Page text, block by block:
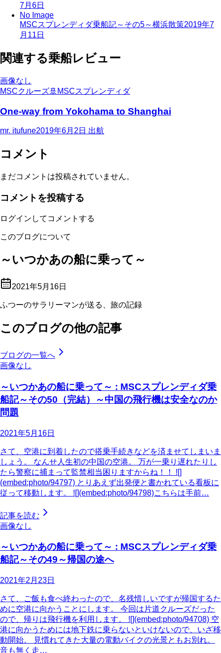
7月6日
No Image
MSCスプレンディダ乗船記～その5～横浜散策2019年7
月11日
関連する乗船レビュー
画像なし
MSCクルーズ🚢 MSCスプレンディダ
One-way from Yokohama to Shanghai
mr. itufune2019年6月2日 出航
コメント
まだコメントは投稿されていません。
コメントを投稿する
ログインしてコメントする
このブログについて
～いつかあの船に乗って～
2021年5月16日
ふつーのサラリーマンが送る、旅の記録
このブログの他の記事
ブログの一覧へ
画像なし
～いつかあの船に乗って～ : MSCスプレンディダ乗
船記～その50（完結）～中国の飛行機は安全なのか
問題
2021年5月16日
さて、空港に到着したので搭乗手続きなどを済ませてしまいま
しょう。 なんせ人生初の中国の空港。 万が一乗り遅れたりし
たら警察に捕まって監禁相当困りますからね！！ ![]
(embed:photo/94797) とりあえず出発便と書かれている看板に
従って移動します。 ![](embed:photo/94798)こちらは手前…
記事を読む
画像なし
～いつかあの船に乗って～ : MSCスプレンディダ乗
船記～その49～帰国の途へ
2021年2月23日
さて、ご飯も食べ終わったので、名残惜しいですが帰国するた
めに空港に向かうことにします。 今回は片道クルーズだった
ので、帰りは飛行機を利用します。 ![](embed:photo/94708) 空
港に向かうためには地下鉄に乗らないといけないので、いざ移
動開始。 見慣れてきた大量の電動バイクの光景ともお別れ。
音も無く走…